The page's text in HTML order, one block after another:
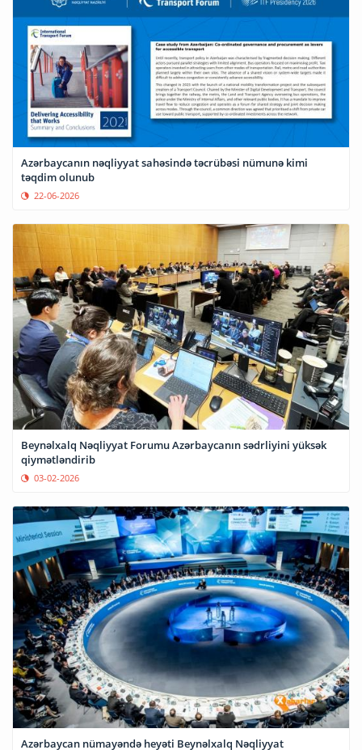
Azərbaycanın nəqliyyat sahəsində təcrübəsi nümunə kimi
təqdim olunub
22-06-2026
Beynəlxalq Nəqliyyat Forumu Azərbaycanın sədrliyini yüksək
qiymətləndirib
03-02-2026
Azərbaycan nümayəndə heyəti Beynəlxalq Nəqliyyat